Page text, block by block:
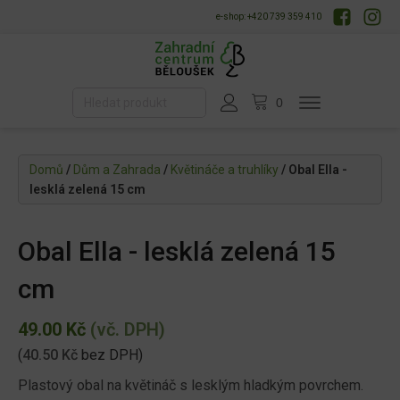
e-shop: +420 739 359 410
Domů / Dům a Zahrada / Květináče a truhlíky / Obal Ella -
lesklá zelená 15 cm
Obal Ella - lesklá zelená 15
cm
49.00 Kč (vč. DPH)
(40.50 Kč bez DPH)
Plastový obal na květináč s lesklým hladkým povrchem.